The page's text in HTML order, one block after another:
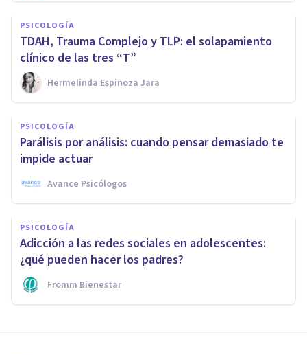
PSICOLOGÍA
TDAH, Trauma Complejo y TLP: el solapamiento
clínico de las tres “T”
Hermelinda Espinoza Jara
PSICOLOGÍA
Parálisis por análisis: cuando pensar demasiado te
impide actuar
Avance Psicólogos
PSICOLOGÍA
Adicción a las redes sociales en adolescentes:
¿qué pueden hacer los padres?
Fromm Bienestar